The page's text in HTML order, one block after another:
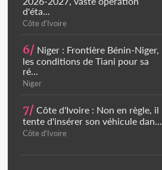
d'éta...
Côte d'Ivoire
6/ Niger : Frontière Bénin-Niger,
les conditions de Tiani pour sa
ré...
Niger
7/ Côte d'Ivoire : Non en règle, il
tente d'insérer son véhicule dan...
Côte d'Ivoire